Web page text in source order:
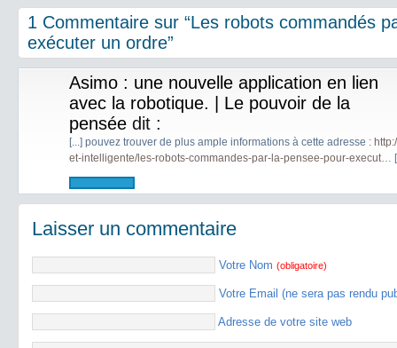
1 Commentaire sur “Les robots commandés
exécuter un ordre”
Asimo : une nouvelle application en lien
avec la robotique. | Le pouvoir de la
pensée dit :
[...] pouvez trouver de plus ample informations à cette adresse :
et-intelligente/les-robots-commandes-par-la-pensee-pour-execut…
Laisser un commentaire
Votre Nom (obligatoire)
Votre Email (ne sera pas rendu
Adresse de votre site web